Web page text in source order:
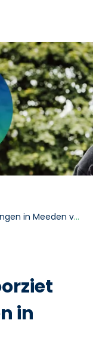
van zonnepanelen
in